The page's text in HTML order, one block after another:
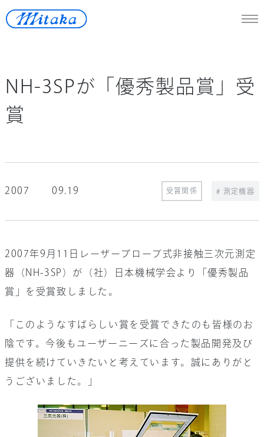
天体望遠鏡
再生可能エネルギー
採用情報
サイト内検索
NH-3SPが「優秀製品賞」受
賞
2007 09.19 受賞関係 # 測定機器
2007年9月11日レーザープローブ式非接触三次元測定
器（NH-3SP）が（社）日本機械学会より「優秀製品
賞」を受賞致しました。
「このようなすばらしい賞を受賞できたのも皆様のお
陰です。今後もユーザーニーズに合った製品開発及び
提供を続けていきたいと考えています。誠にありがと
うございました。」